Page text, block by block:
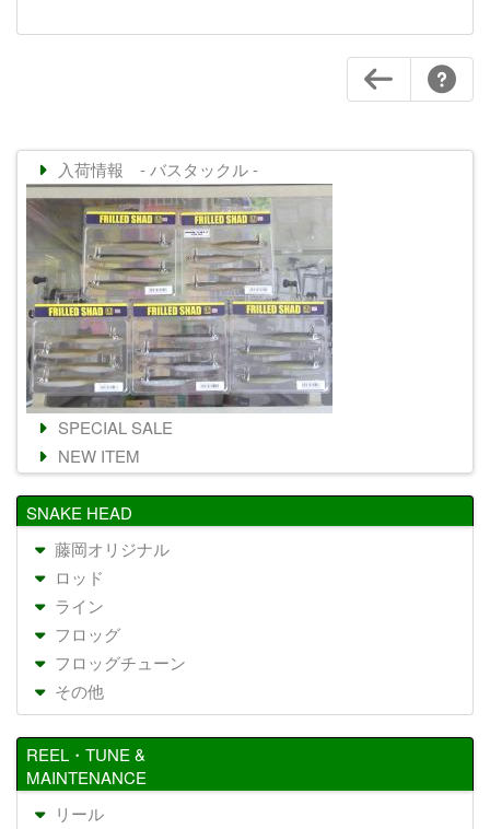
入荷情報 - バスタックル -
SPECIAL SALE
NEW ITEM
SNAKE HEAD
藤岡オリジナル
ロッド
ライン
フロッグ
フロッグチューン
その他
REEL・TUNE &
MAINTENANCE
リール